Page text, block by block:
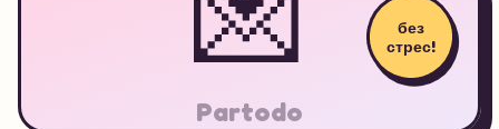
Partodo
без
стрес!